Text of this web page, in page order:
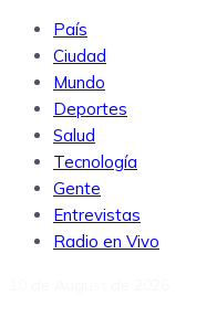
País
Ciudad
Mundo
Deportes
Salud
Tecnología
Gente
Entrevistas
Radio en Vivo